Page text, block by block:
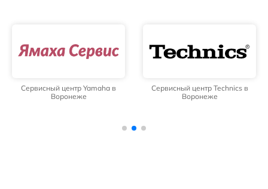
Сервисный центр Yamaha в
Воронеже
Сервисный центр Technics в
Воронеже